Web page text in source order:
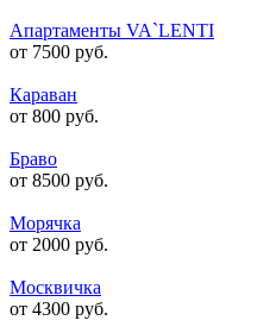
Апартаменты VA`LENTI
от 7500 руб.
Караван
от 800 руб.
Браво
от 8500 руб.
Морячка
от 2000 руб.
Москвичка
от 4300 руб.